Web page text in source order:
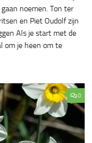
noemen. Ton ter
en Piet Oudolf zijn
Als je start met de
om je heen om te
0